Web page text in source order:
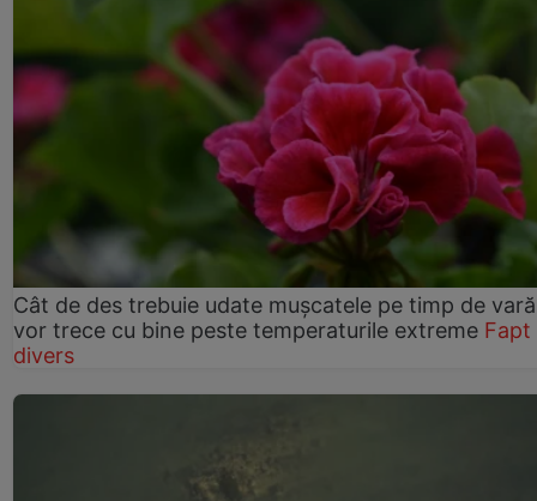
Cât de des trebuie udate mușcatele pe timp de
vor trece cu bine peste temperaturile extreme Fapt
divers